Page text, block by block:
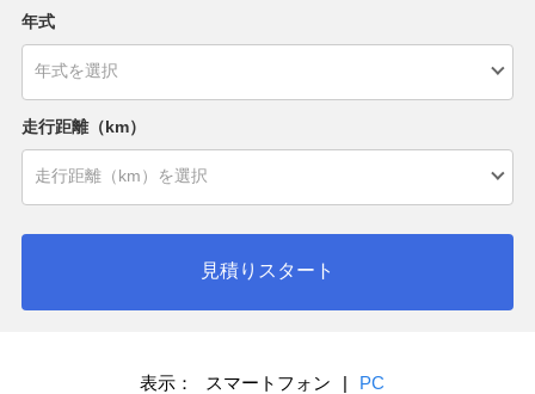
年式
走行距離（km）
見積りスタート
表示： スマートフォン | PC